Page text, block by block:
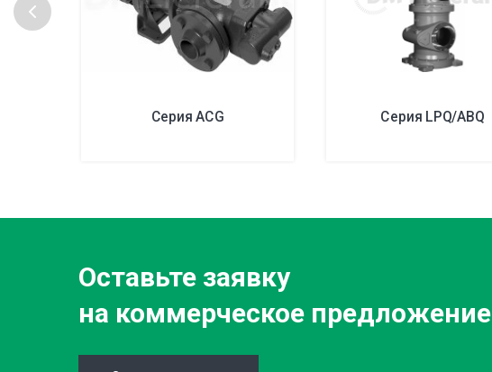
Серия ACG Серия LPQ/ABQ
Оставьте заявку
на коммерческое предложение